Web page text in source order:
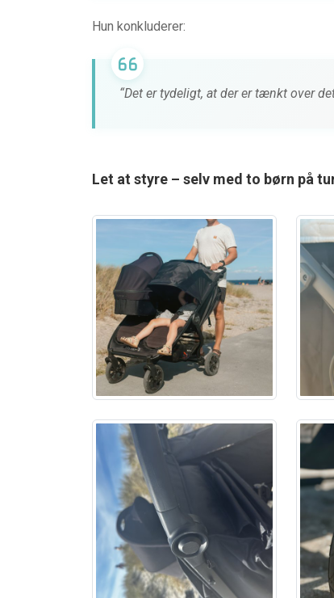
Hun konkluderer:
“Det er tydeligt, at der er tænkt over
Let at styre – selv med to børn på